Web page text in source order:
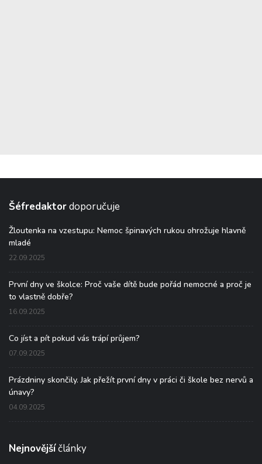
Šéfredaktordoporučuje
Žloutenka na vzestupu: Nemoc špinavých rukou ohrožuje hlavně
mladé
22.09.2025
První dny ve školce: Proč vaše dítě bude pořád nemocné a proč je
to vlastně dobře?
16.09.2025
Co jíst a pít pokud vás trápí průjem?
07.09.2025
Prázdniny skončily. Jak přežít první dny v práci či škole bez nervů a
únavy?
04.09.2025
Nejnovějšíčlánky